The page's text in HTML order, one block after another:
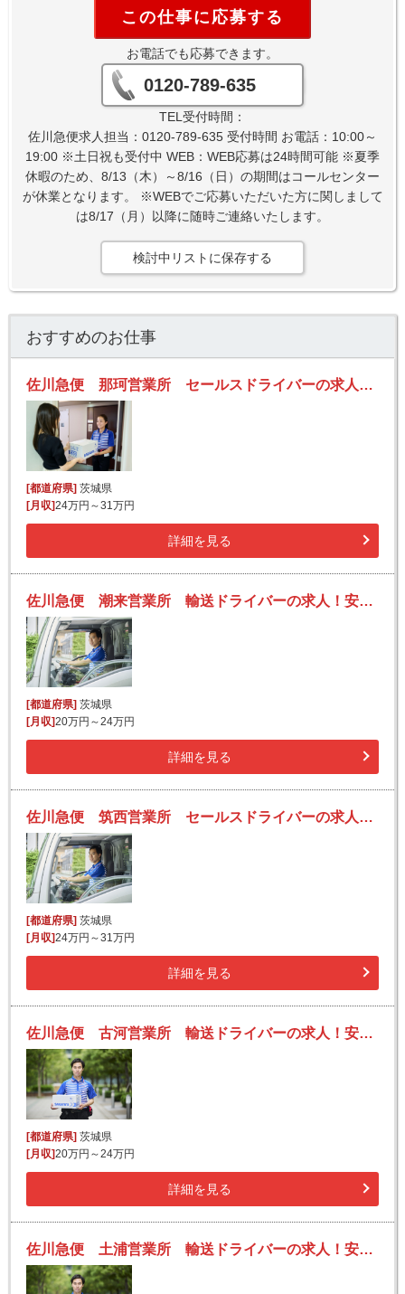
この仕事に応募する
お電話でも応募できます。
0120-789-635
TEL受付時間：
佐川急便求人担当：0120-789-635 受付時間 お電話：10:00～
19:00 ※土日祝も受付中 WEB：WEB応募は24時間可能 ※夏季
休暇のため、8/13（木）～8/16（日）の期間はコールセンター
が休業となります。 ※WEBでご応募いただいた方に関しまして
は8/17（月）以降に随時ご連絡いたします。
検討中リストに保存する
おすすめのお仕事
佐川急便 那珂営業所 セールスドライバーの求人！安定収入と働きがい！大手の佐川急便で長期的に活躍できるチャンス♪
[都道府県] 茨城県
[月収]24万円～31万円
詳細を見る
佐川急便 潮来営業所 輸送ドライバーの求人！安定収入と働きがい！大手の佐川急便で長期的に活躍できるチャンス♪
[都道府県] 茨城県
[月収]20万円～24万円
詳細を見る
佐川急便 筑西営業所 セールスドライバーの求人！安定収入と働きがい！大手の佐川急便で長期的に活躍できるチャンス♪
[都道府県]茨城県
[月収]24万円～31万円
詳細を見る
佐川急便 古河営業所 輸送ドライバーの求人！安定収入と働きがい！大手の佐川急便で長期的に活躍できるチャンス♪
[都道府県]茨城県
[月収]20万円～24万円
詳細を見る
佐川急便 土浦営業所 輸送ドライバーの求人！安定収入と働きがい！大手の佐川急便で長期的に活躍できるチャンス♪